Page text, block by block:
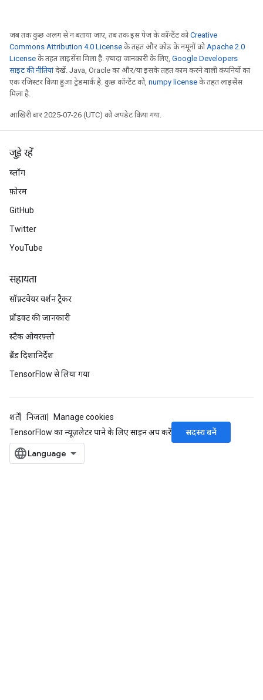
जब तक कुछ अलग से न बताया जाए, तब तक इस पेज के कॉन्टेंट कोCreative
Commons Attribution 4.0 License के तहत और कोड के नमूनों कोApache 2.0
License के तहत लाइसेंस मिला है. ज़्यादा जानकारी के लिए, Google Developers
साइट की नीतियांदेखें. Java, Oracle का और/या इसके तहत काम करने वाली कंपनियों का
एक रजिस्टर किया हुआ ट्रेडमार्क है. कुछ कॉन्टेंट को, numpy license के तहत लाइसेंस
मिला है.
आखिरी बार 2025-07-26 (UTC) को अपडेट किया गया.
जुड़े रहें
ब्लॉग
फ़ोरम
GitHub
Twitter
YouTube
सहायता
सॉफ़्टवेयर वर्शन ट्रैकर
प्रॉडक्ट की जानकारी
स्टैक ओवरफ़्लो
ब्रैंड दिशानिर्देश
TensorFlow से लिया गया
शर्तें निजता
Manage cookies
TensorFlow का न्यूज़लेटर पाने के लिए साइन अप करें
सदस्य बनें